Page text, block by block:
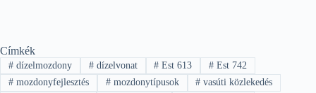
Címkék
#dízelmozdony #dízelvonat # Est 613 # Est 742
#mozdonyfejlesztés #mozdonytípusok # vasúti közlekedés